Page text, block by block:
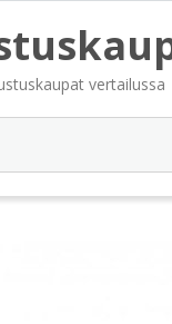
vertailussa